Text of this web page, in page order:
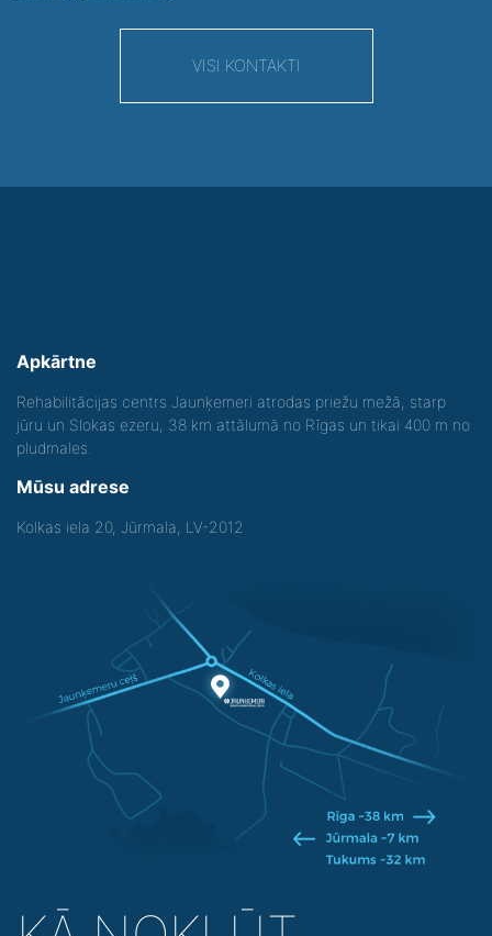
VISI KONTAKTI
Apkārtne
Rehabilitācijas centrs Jaunķemeri atrodas priežu mežā, starp
jūru un Slokas ezeru, 38 km attālumā no Rīgas un tikai 400 m no
pludmales.
Mūsu adrese
Kolkas iela 20, Jūrmala, LV-2012